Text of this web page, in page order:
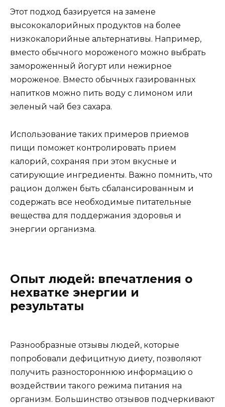
Этот подход базируется на замене
высококалорийных продуктов на более
низкокалорийные альтернативы. Например,
вместо обычного мороженого можно выбрать
замороженный йогурт или нежирное
мороженое. Вместо обычных газированных
напитков можно пить воду с лимоном или
зеленый чай без сахара.
Использование таких примеров приемов
пищи поможет контролировать прием
калорий, сохраняя при этом вкусные и
сатирующие ингредиенты. Важно помнить, что
рацион должен быть сбалансированным и
содержать все необходимые питательные
вещества для поддержания здоровья и
энергии организма.
Опыт людей: впечатления о
нехватке энергии и
результаты
Разнообразные отзывы людей, которые
попробовали дефицитную диету, позволяют
получить разностороннюю информацию о
воздействии такого режима питания на
организм. Большинство отзывов подчеркивают